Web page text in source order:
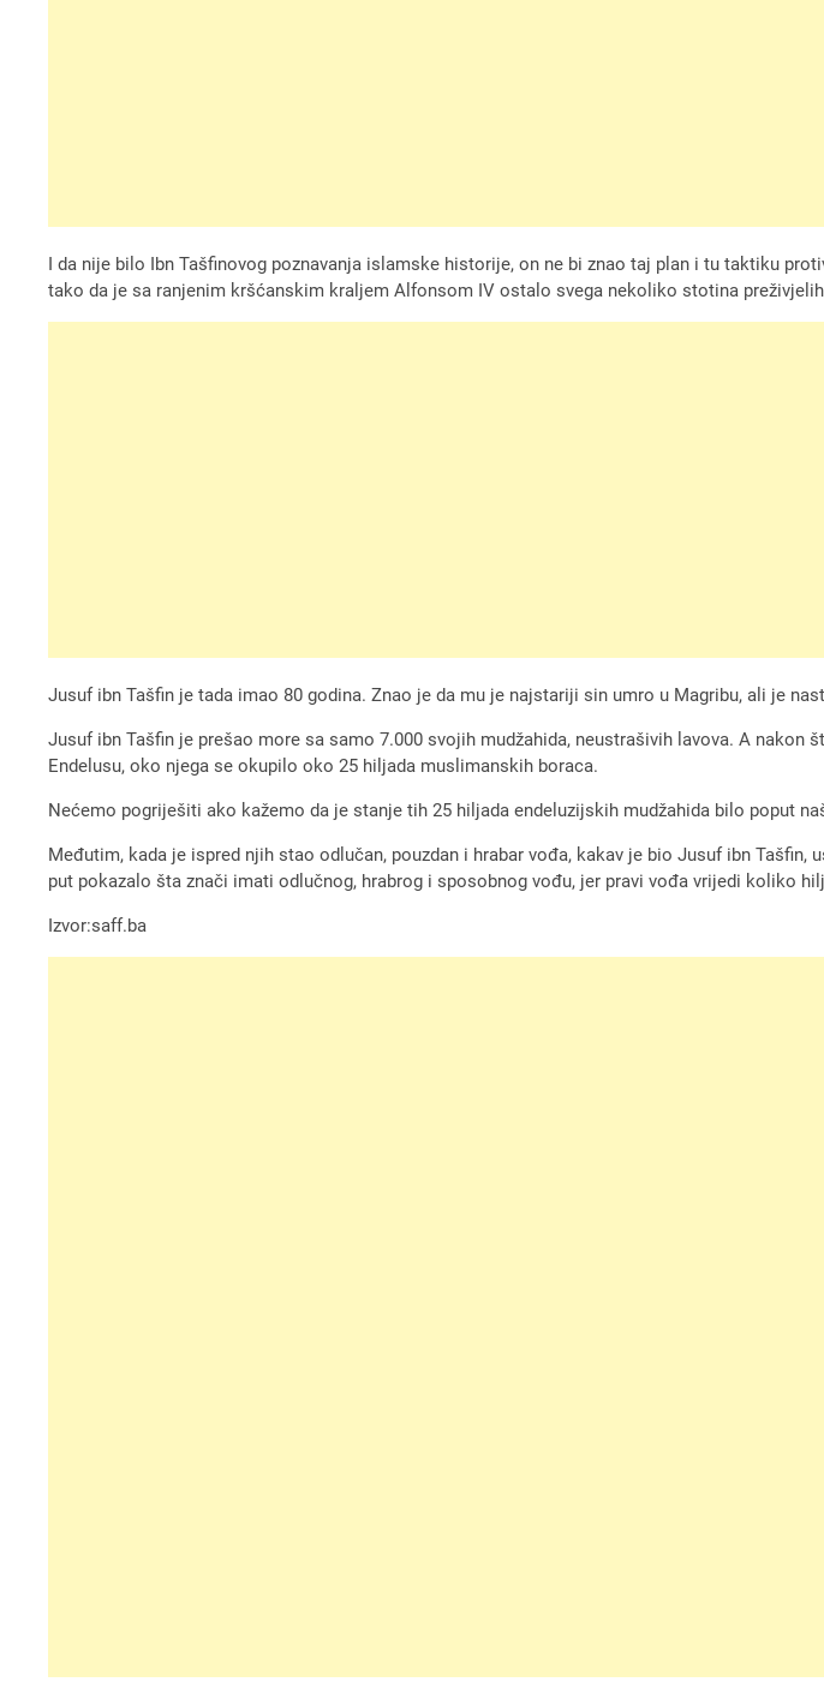
I da nije bilo Ibn Tašfinovog poznavanja islamske historije, on ne bi znao taj plan i tu taktiku
tako da je sa ranjenim kršćanskim kraljem Alfonsom IV ostalo svega nekoliko stotina
Jusuf ibn Tašfin je tada imao 80 godina. Znao je da mu je najstariji sin umro u Magribu, ali je
Jusuf ibn Tašfin je prešao more sa samo 7.000 svojih mudžahida, neustrašivih lavova. A
Endelusu, oko njega se okupilo oko 25 hiljada muslimanskih boraca.
Nećemo pogriješiti ako kažemo da je stanje tih 25 hiljada endeluzijskih mudžahida bilo poput
Međutim, kada je ispred njih stao odlučan, pouzdan i hrabar vođa, kakav je bio Jusuf ibn
put pokazalo šta znači imati odlučnog, hrabrog i sposobnog vođu, jer pravi vođa vrijedi koliko
Izvor:saff.ba